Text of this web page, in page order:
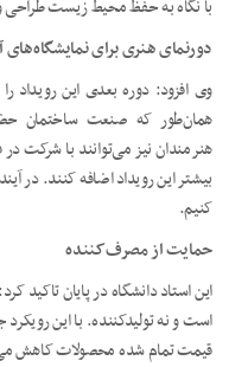
با نگاه به حفظ محیط زیست طراحی
دورنمای هنری برای نمایشگاه‌های
وی افزود: دوره بعدی این رویداد
همان‌طور که صنعت ساختمان
هنرمندان نیز می‌توانند با شرکت در
بیشتر این رویداد اضافه کنند. در
کنیم.
حمایت از مصرف‌کننده
این استاد دانشگاه در پایان
است و نه تولیدکننده. با این
قیمت تمام شده محصولات کاهش